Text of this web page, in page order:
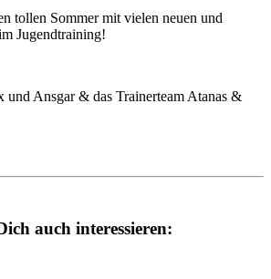
tollen Sommer mit vielen neuen und
Jugendtraining!
und Ansgar & das Trainerteam Atanas &
auch interessieren: